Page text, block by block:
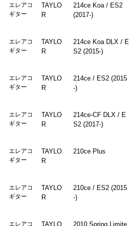
エレアコ
ギター
TAYLO
R
214ce Koa / ES2
(2017-)
エレアコ
ギター
TAYLO
R
214ce Koa DLX / E
S2 (2015-)
エレアコ
ギター
TAYLO
R
214ce / ES2 (2015
-)
エレアコ
ギター
TAYLO
R
214ce-CF DLX / E
S2 (2017-)
エレアコ
ギター
TAYLO
R
210ce Plus
エレアコ
ギター
TAYLO
R
210ce / ES2 (2015
-)
エレアコ
TAYLO
2010 Spring Limite